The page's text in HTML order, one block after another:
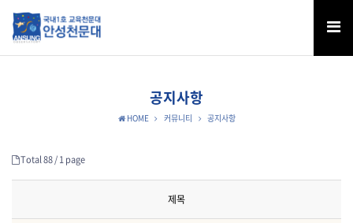
공지사항
HOME 커뮤니티 공지사항
Total 88 /1 page
제목